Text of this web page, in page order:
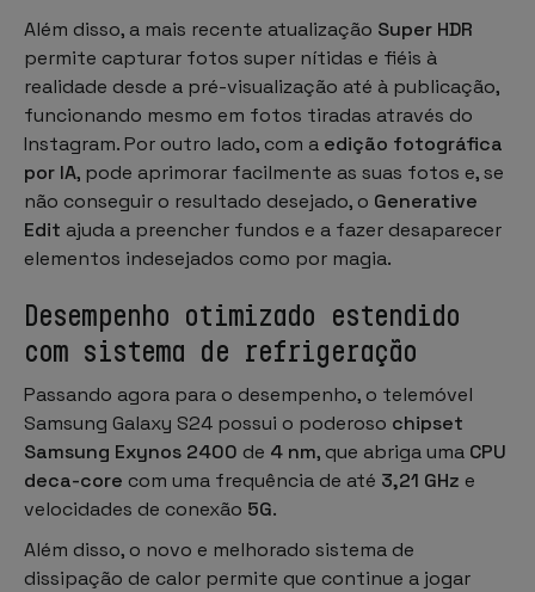
Além disso, a mais recente atualização Super HDR
permite capturar fotos super nítidas e fiéis à
realidade desde a pré-visualização até à publicação,
funcionando mesmo em fotos tiradas através do
Instagram. Por outro lado, com a edição fotográfica
por IA, pode aprimorar facilmente as suas fotos e, se
não conseguir o resultado desejado, o Generative
Edit ajuda a preencher fundos e a fazer desaparecer
elementos indesejados como por magia.
Desempenho otimizado estendido
com sistema de refrigeração
Passando agora para o desempenho, o telemóvel
Samsung Galaxy S24 possui o poderoso chipset
Samsung Exynos 2400 de 4 nm, que abriga uma CPU
deca-core com uma frequência de até 3,21 GHz e
velocidades de conexão 5G.
Além disso, o novo e melhorado sistema de
dissipação de calor permite que continue a jogar